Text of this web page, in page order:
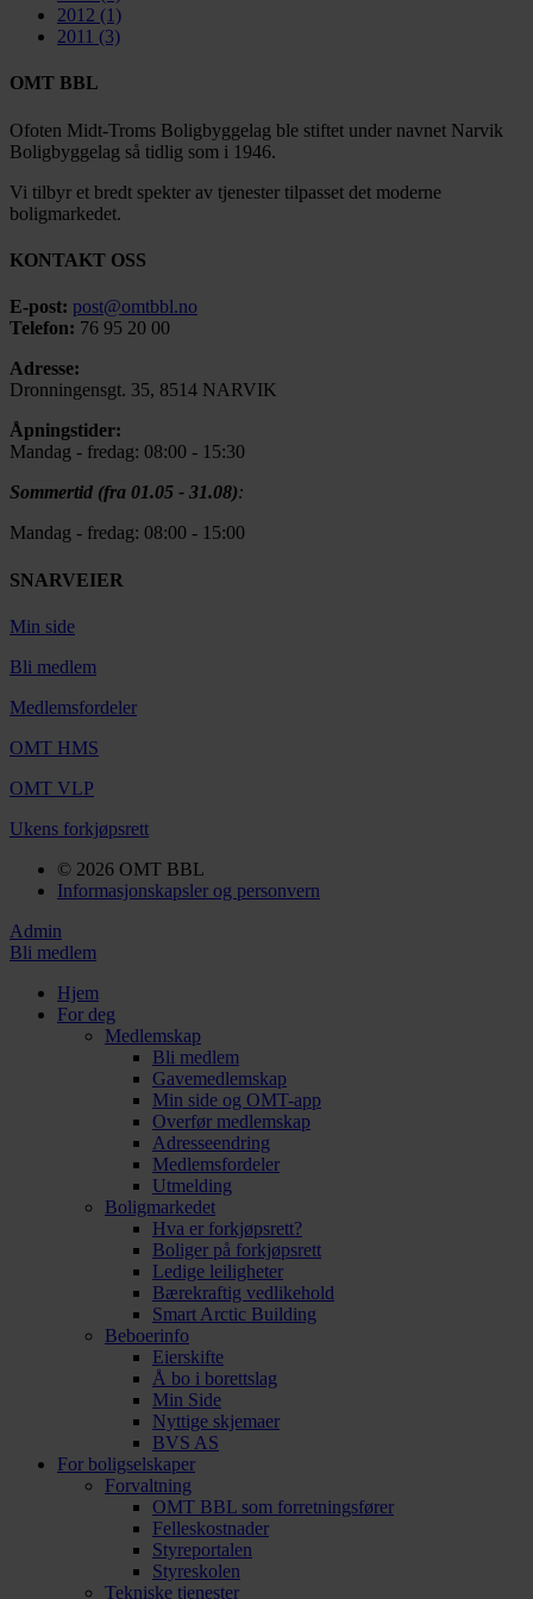
2012 (1)
2011 (3)
OMT BBL
Ofoten Midt-Troms Boligbyggelag ble stiftet under navnet Narvik
Boligbyggelag så tidlig som i 1946.
Vi tilbyr et bredt spekter av tjenester tilpasset det moderne
boligmarkedet.
KONTAKT OSS
E-post: post@omtbbl.no
Telefon: 76 95 20 00
Adresse:
Dronningensgt. 35, 8514 NARVIK
Åpningstider:
Mandag - fredag: 08:00 - 15:30
Sommertid (fra 01.05 - 31.08):
Mandag - fredag: 08:00 - 15:00
SNARVEIER
Min side
Bli medlem
Medlemsfordeler
OMT HMS
OMT VLP
Ukens forkjøpsrett
© 2026 OMT BBL
Informasjonskapsler og personvern
Admin
Bli medlem
Hjem
For deg
Medlemskap
Bli medlem
Gavemedlemskap
Min side og OMT-app
Overfør medlemskap
Adresseendring
Medlemsfordeler
Utmelding
Boligmarkedet
Hva er forkjøpsrett?
Boliger på forkjøpsrett
Ledige leiligheter
Bærekraftig vedlikehold
Smart Arctic Building
Beboerinfo
Eierskifte
Å bo i borettslag
Min Side
Nyttige skjemaer
BVS AS
For boligselskaper
Forvaltning
OMT BBL som forretningsfører
Felleskostnader
Styreportalen
Styreskolen
Tekniske tjenester